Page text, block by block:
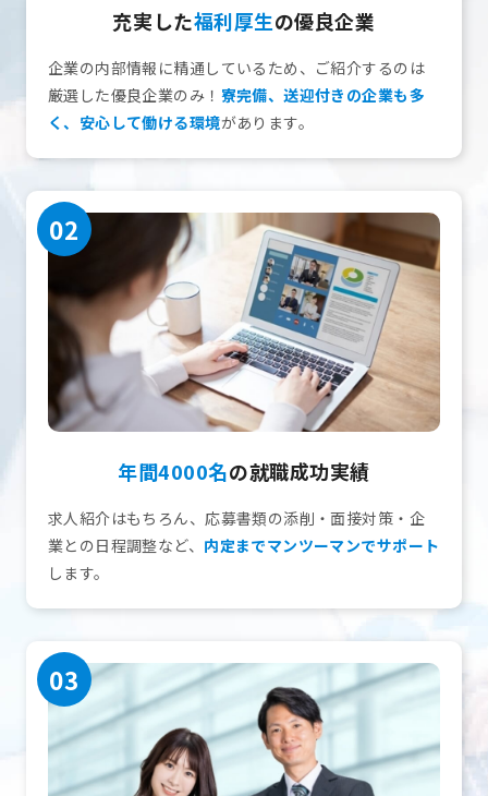
充実した福利厚生の優良企業
企業の内部情報に精通しているため、ご紹介するのは
厳選した優良企業のみ！ 寮完備、送迎付きの企業も多
く、安心して働ける環境があります。
02
年間4000名の就職成功実績
求人紹介はもちろん、応募書類の添削・面接対策・企
業との日程調整など、 内定までマンツーマンでサポート
します。
03